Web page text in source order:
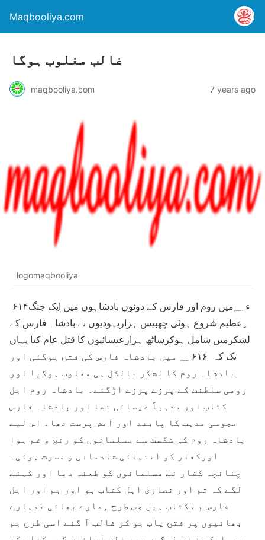
Maqbooliya.com
غالب مغلوب ہوگا
maqbooliya.com 7 years ago
logomaqbooliya
۶۱۴ء ؁میں روم اور فارس کے دونوں بادشاہوں میں ایک جنگ
ِعظیم شروع ہوئی چھبیس ہزاریہودیوں نے بادشاہ فارس کے
لشکرمیں شامل ہوکرساٹھ ہزارعیسائیوں کا قتل عام کیا یہاں
تک کہ ۶۱۶ ؁ میں بادشاہ فارس کی فتح ہوگئی اور
بادشاہ روم کا لشکر بالکل ہی مغلوب ہوگیا اور
رومی سلطنت کے پرزے پرزے اڑگئے۔ بادشاہ روم اہل
کتاب اور مذہباً عیسائی تھا اور بادشاہ فارس
مجوسی مذہب کا پابند اور آتش پرست تھا۔ اس لیے
بادشاہ روم کی شکست سے مسلمانوں کو رنج و غم ہوا
اورکفار کو انتہائی شادمانی و مسرت ہوئی۔
چنانچہ کفار نے مسلمانوں کو طعنہ دیا اور کہنے
لگے کہ تم اور نصاریٰ اہل کتاب ہو اور ہم اور اہل
فارس بے کتاب ہیں جس طرح ہمارے بھائی تمہارے
بھائیوں پر فتح یاب ہو کر غالب آ گئے اسی طرح ہم